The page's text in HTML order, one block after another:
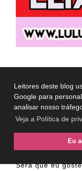
Leitores deste blog
Google para
analisar nosso
Veja a Política de
Eu
Veja também:
Recebido
unhas e
Recebido
Será que eu